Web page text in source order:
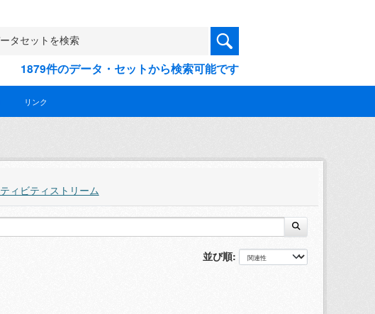
1879件のデータ・セットから検索可能です
リンク
ィビティストリーム
並び順